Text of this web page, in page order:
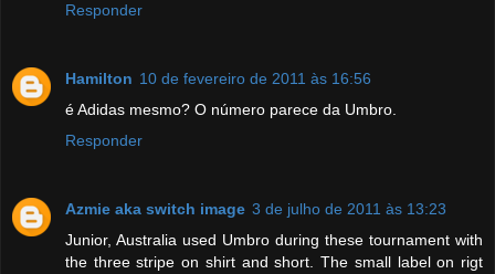
Responder
Hamilton 10 de fevereiro de 2011 às 16:56
é Adidas mesmo? O número parece da Umbro.
Responder
Azmie aka switch image 3 de julho de 2011 às 13:23
Junior, Australia used Umbro during these tournament with
the three stripe on shirt and short. The small label on rigt